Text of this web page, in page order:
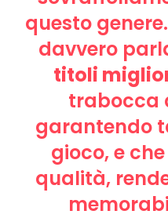
questo
davvero
titoli
trabocca
garantendo
gioco, e
qualità,